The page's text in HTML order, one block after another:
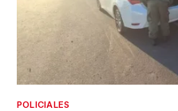
POLICIALES